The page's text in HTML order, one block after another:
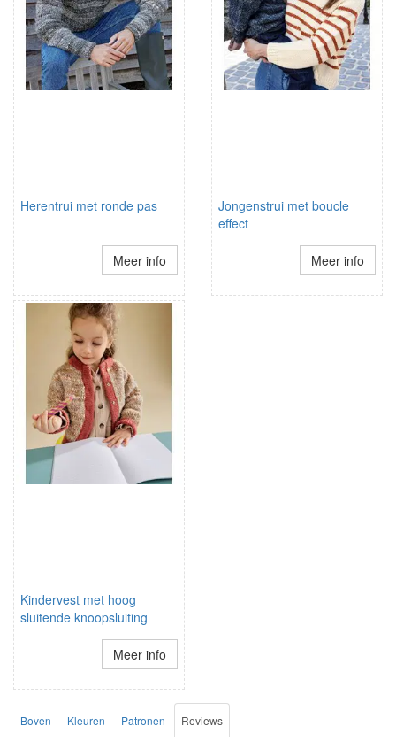
Herentrui met ronde pas
Meer info
Jongenstrui met boucle
effect
Meer info
Kindervest met hoog
sluitende knoopsluiting
Meer info
Boven Kleuren Patronen Reviews